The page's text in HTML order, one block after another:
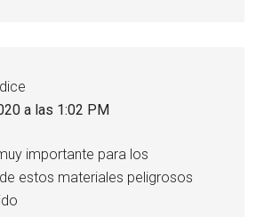
dice
a las 1:02 PM
importante para los
estos materiales peligrosos